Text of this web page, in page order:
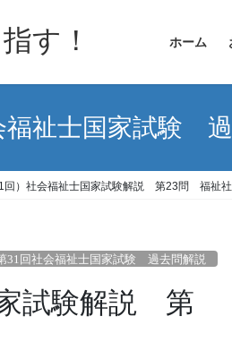
す！ ホーム
福祉士国家試験
回）社会福祉士国家試験解説 第23問 福祉社
31回社会福祉士国家試験 過去問解説
家試験解説 第